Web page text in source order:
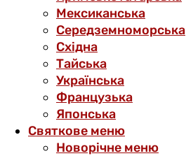
Мексиканська
Середземноморська
Східна
Тайська
Українська
Французька
Японська
Святкове меню
Новорічне меню